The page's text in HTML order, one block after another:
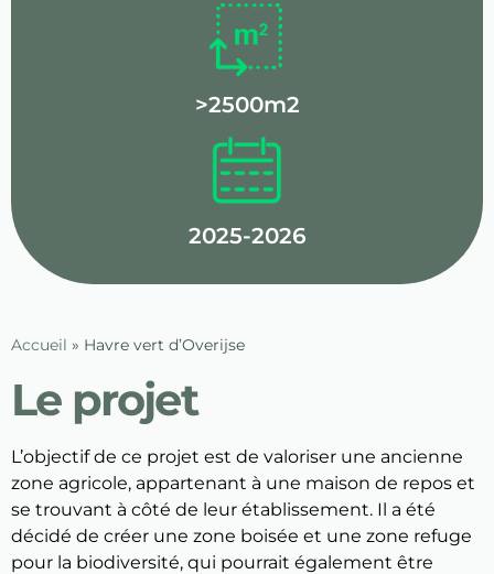
>2500m2
2025-2026
Accueil » Havre vert d’Overijse
Le projet
L’objectif de ce projet est de valoriser une ancienne
zone agricole, appartenant à une maison de repos et
se trouvant à côté de leur établissement. Il a été
décidé de créer une zone boisée et une zone refuge
pour la biodiversité, qui pourrait également être